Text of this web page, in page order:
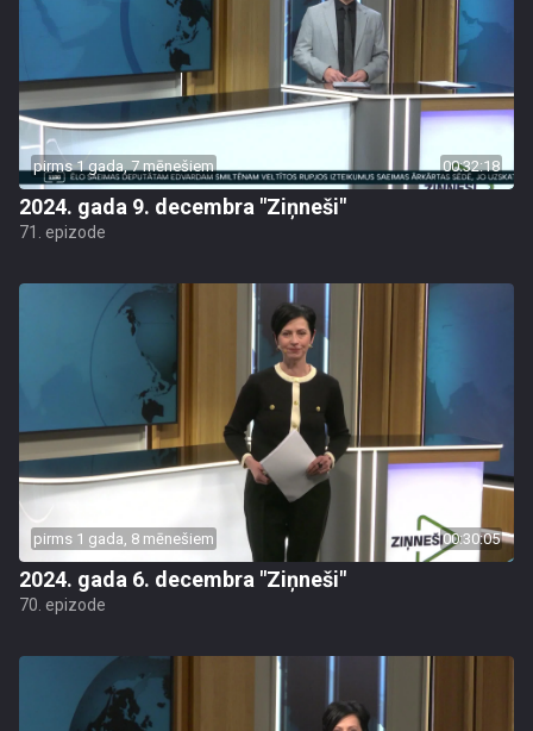
pirms 1 gada, 7 mēnešiem 00:32:18
2024. gada 9. decembra "Ziņneši"
71. epizode
pirms 1 gada, 8 mēnešiem 00:30:05
2024. gada 6. decembra "Ziņneši"
70. epizode